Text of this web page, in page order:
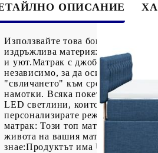
ОПИСАНИЕ
Използвайте това боксспринг
издръжлива материя:
и уют.Матрак с джоб пружини:
независимо, за да осигурят
"свличането" към средата на
намотки. Всяка покет пружина
LED светлини, които могат лесно
персонализирате режимите,
матрак: Този топ матрак
живота на вашия матрак.
знае:Продуктът има USB